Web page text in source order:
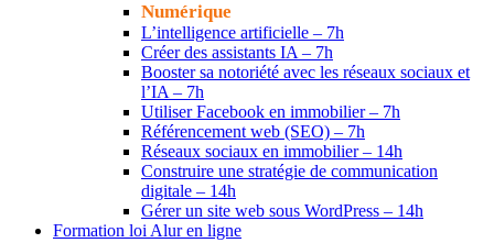
Numérique
L’intelligence artificielle – 7h
Créer des assistants IA – 7h
Booster sa notoriété avec les réseaux sociaux et
l’IA – 7h
Utiliser Facebook en immobilier – 7h
Référencement web (SEO) – 7h
Réseaux sociaux en immobilier – 14h
Construire une stratégie de communication
digitale – 14h
Gérer un site web sous WordPress – 14h
Formation loi Alur en ligne